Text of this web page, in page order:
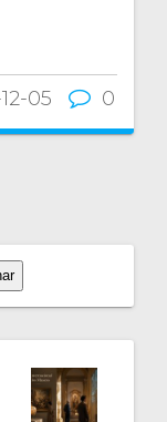
05 0